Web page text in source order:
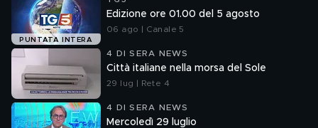
PUNTATA INTERA
Edizione ore 01.00 del 5 agosto
06 ago | Canale 5
4 DI SERA NEWS
Città italiane nella morsa del Sole
29 lug | Rete 4
4 DI SERA NEWS
Mercoledì 29 luglio